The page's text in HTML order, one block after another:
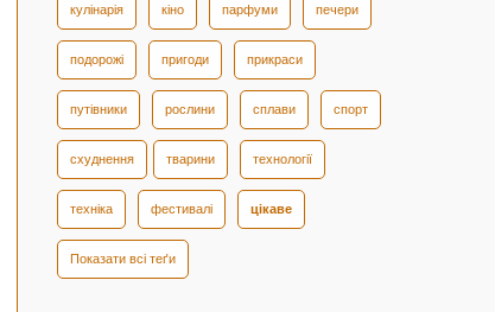
кулінарія кіно парфуми печери
подорожі пригоди прикраси
путівники рослини сплави спорт
схуднення тварини технології
техніка фестивалі цікаве
Показати всі теґи